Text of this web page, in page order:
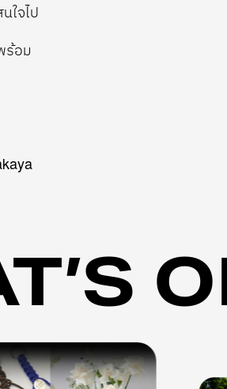
ใจไป
ร้อม